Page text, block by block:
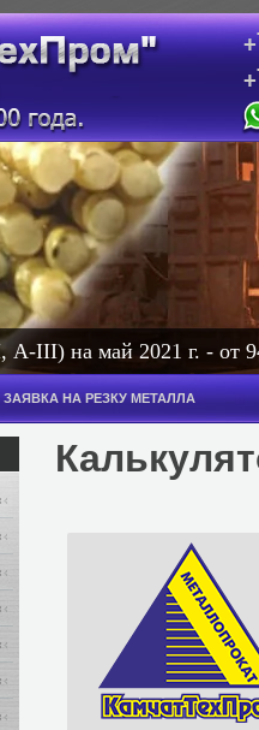
III) на май 2021 г. - от
г. - от 114 000 рублей
рублей за тонну.
ЗАЯВКА НА РЕЗКУ МЕТАЛЛА